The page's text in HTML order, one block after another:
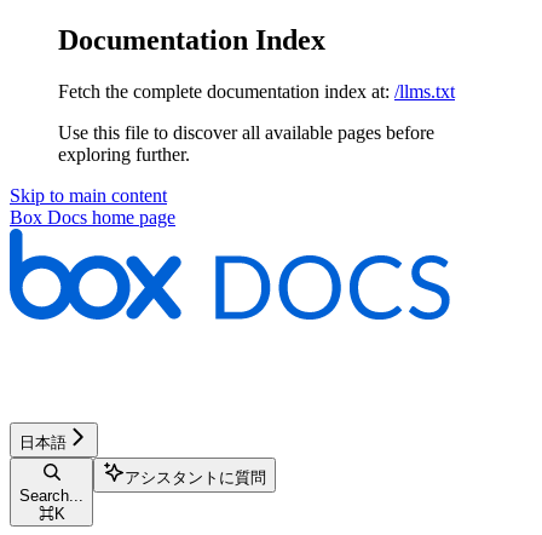
Documentation Index
Fetch the complete documentation index at: /llms.txt
Use this file to discover all available pages before
exploring further.
Skip to main content
Box Docs home page
日本語
Search...
⌘K
アシスタントに質問